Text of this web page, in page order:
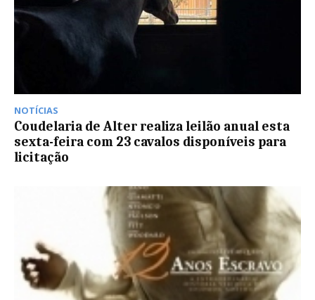
NOTÍCIAS
Coudelaria de Alter realiza leilão anual esta
sexta-feira com 23 cavalos disponíveis para
licitação